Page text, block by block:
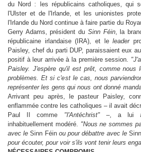
du Nord : les républicains catholiques, qui
l'Ulster et de l'Irlande, et les unionistes
l'Irlande du Nord continue à faire partie du
Gerry Adams, président du Sinn Féin, la
républicaine irlandaise (IRA), et leleader
Paisley, chef du parti DUP, paraissaient eux
positif à leur arrivée à la première session.
Paisley. J'espère qu'il est prêt, comme nous
problèmes. Et si c'est le cas, nous
représenter les gens qui nous ont donné
Arrivant peu après, le pasteur Paisley,
enflammée contre les catholiques – il avait
Paul II comme "l'Antéchrist"–, a lui
inhabituellement modéré. "Nous ne sommes
avec leSinn Féinou pour débattre avec le
pour écouter, pour voir s'ils vont tenir leurs